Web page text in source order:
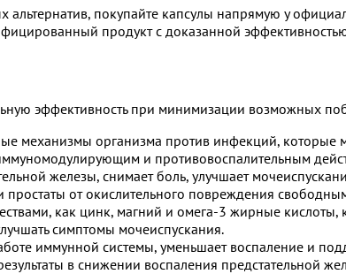
альтернатив, покупайте капсулы напрямую у
продукт с доказанной
эффективность при минимизации возможных
механизмы организма против инфекций, которые
и противовоспалительным
железы, снимает боль, улучшает
простаты от окислительного повреждения
как цинк, магний и омега-3 жирные
симптомы мочеиспускания.
иммунной системы, уменьшает воспаление и
в снижении воспаления предстательной